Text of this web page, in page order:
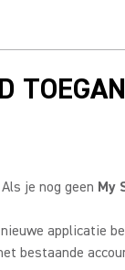
je nog geen My
applicatie
bestaande